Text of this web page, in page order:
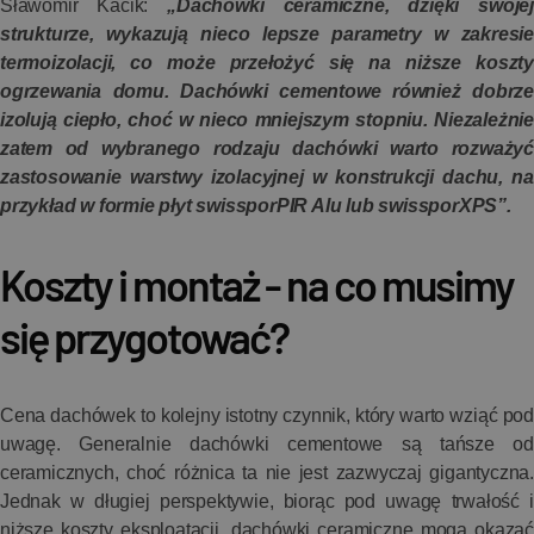
Sławomir Kacik:„Dachówki ceramiczne, dzięki swojej
strukturze, wykazują nieco lepsze parametry w zakresie
termoizolacji, co może przełożyć się na niższe koszty
ogrzewania domu. Dachówki cementowe również dobrze
izolują ciepło, choć w nieco mniejszym stopniu. Niezależnie
zatem od wybranego rodzaju dachówki warto rozważyć
zastosowanie warstwy izolacyjnej w konstrukcji dachu, na
przykład w formie płyt swissporPIR Alu lub swissporXPS”.
Koszty i montaż - na co musimy
się przygotować?
Cena dachówek to kolejny istotny czynnik, który warto wziąć pod
uwagę. Generalnie dachówki cementowe są tańsze od
ceramicznych, choć różnica ta nie jest zazwyczaj gigantyczna.
Jednak w długiej perspektywie, biorąc pod uwagę trwałość i